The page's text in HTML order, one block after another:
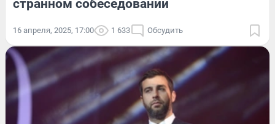
странном собеседовании
16 апреля, 2025, 17:00 1 633 Обсудить